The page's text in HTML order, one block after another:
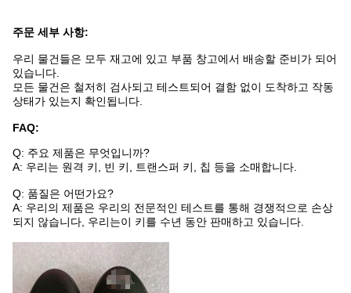
주문 세부 사항:
우리 물건들은 모두 재고에 있고 부품 창고에서 배송할 준비가 되어
있습니다.
모든 물건은 철저히 검사되고 테스트되어 결함 없이 도착하고 작동
상태가 있는지 확인됩니다.
FAQ:
Q: 주요 제품은 무엇입니까?
A: 우리는 원격 키, 빈 키, 트랜스퍼 키, 칩 등을 소매합니다.
Q: 품질은 어떤가요?
A: 우리의 제품은 우리의 전문적인 테스트를 통해 경쟁적으로 손상
되지 않습니다, 우리는이 키를 수년 동안 판매하고 있습니다.